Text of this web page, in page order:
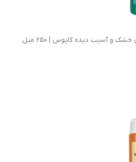
و آسیب دیده کاپوس | 250 میل